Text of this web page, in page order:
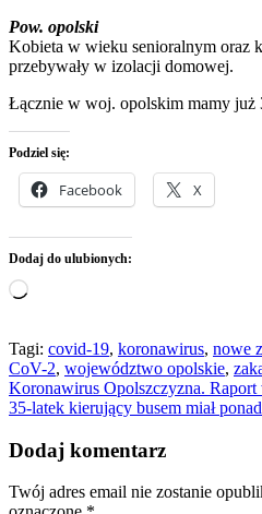
Pow. opolski
Kobieta w wieku senioralnym oraz
przebywały w izolacji domowej.
Łącznie w woj. opolskim mamy już
Podziel się:
Facebook X
Dodaj do ulubionych:
Wczytywanie…
Tagi: covid-19, koronawirus, nowe
CoV-2, województwo opolskie,
Nawigacja
wpisu
Koronawirus Opolszczyzna.
35-latek kierujący busem miał
Dodaj komentarz
Twój adres email nie zostanie